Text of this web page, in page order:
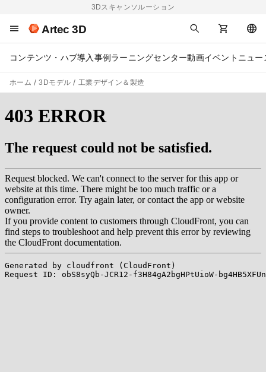
3Dスキャンソルーション
Artec 3D
コンテンツ・ハブ導入事例 ラーニングセンター動画イベント ニュー
ホーム 3Dモデル 工業デザイン＆製造